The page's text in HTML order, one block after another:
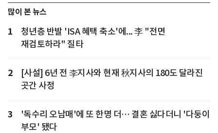
많이 본 뉴스
1
청년층 반발 'ISA 혜택 축소'에... 李 "전면
재검토하라" 질타
2
[사설] 6년 전 李지사와 현재 秋지사의 180도 달라진
곳간 사정
3
'독수리 오남매'에 또 한명 더… 결혼 싫다더니 '다둥이
부모' 됐다